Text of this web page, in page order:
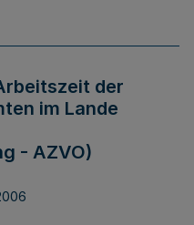
der
im Lande
- AZVO)